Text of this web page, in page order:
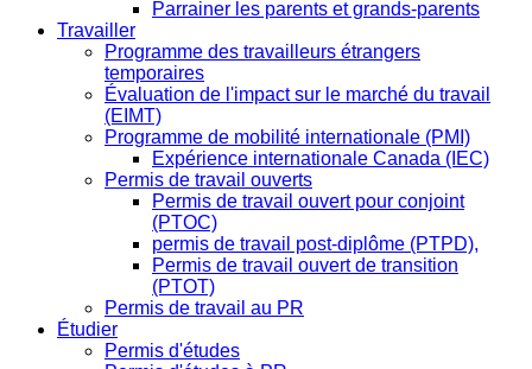
Parrainer les parents et grands-parents
Travailler
Programme des travailleurs étrangers
temporaires
Évaluation de l'impact sur le marché du travail
(EIMT)
Programme de mobilité internationale (PMI)
Expérience internationale Canada (IEC)
Permis de travail ouverts
Permis de travail ouvert pour conjoint
(PTOC)
permis de travail post-diplôme (PTPD),
Permis de travail ouvert de transition
(PTOT)
Permis de travail au PR
Étudier
Permis d'études